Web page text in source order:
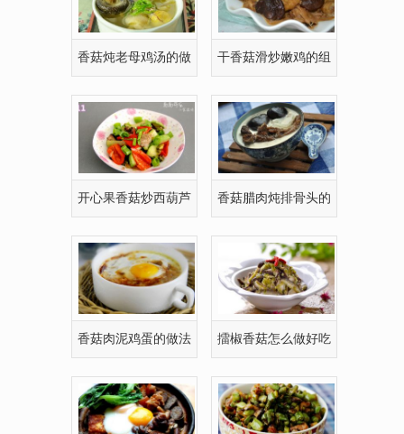
香菇炖老母鸡汤的做 干香菇滑炒嫩鸡的组
开心果香菇炒西葫芦 香菇腊肉炖排骨头的
香菇肉泥鸡蛋的做法 擂椒香菇怎么做好吃